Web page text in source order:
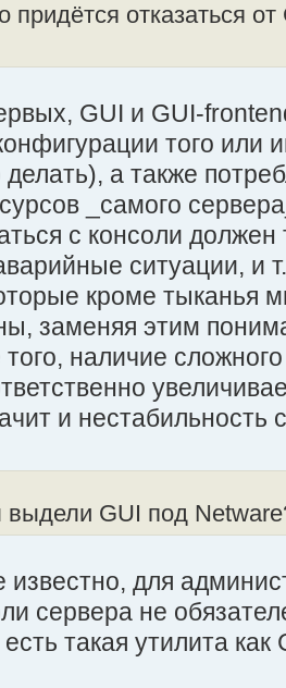
придётся отказаться
GUI и GUI-
того или
делать), а также
_самого
с консоли должен
ситуации, и
кроме тыканья
заменяя этим
наличие
и нестабильность
выдели GUI под
известно, для
сервера не
такая утилита